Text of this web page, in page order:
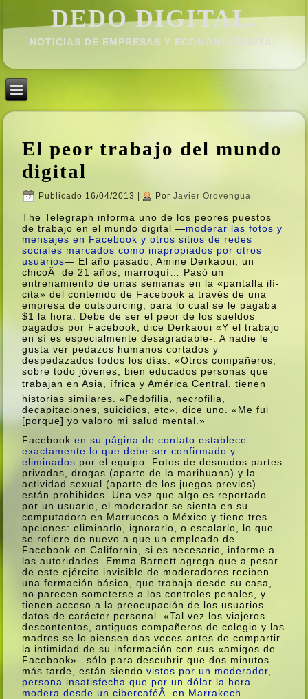
DEDO DIGITAL.
NOTICIAS DE EMPRESAS Y ECONOMÍ­A DIGITAL
El peor trabajo del mundo
digital
Publicado 16/04/2013 Por Javier Orovengua
The Telegraph informa uno de los peores puestos
de trabajo en el mundo digital —moderar las fotos y
mensajes en Facebook y otros sitios de redes
sociales marcados como inapropiados por otros
usuarios— El año pasado, Amine Derkaoui, un
chicoÂ de 21 años, marroquí­… Pasó un
entrenamiento de unas semanas en la «pantalla ilí­
cita» del contenido de Facebook a través de una
empresa de outsourcing, para lo cual se le pagaba
$1 la hora. Debe de ser el peor de los sueldos
pagados por Facebook, dice Derkaoui «Y el trabajo
en sí­ es especialmente desagradable-. A nadie le
gusta ver pedazos humanos cortados y
despedazados todos los dí­as. «Otros compañeros,
sobre todo jóvenes, bien educados personas que
trabajan en Asia, ífrica y América Central, tienen
historias similares. «Pedofilia, necrofilia,
decapitaciones, suicidios, etc», dice uno. «Me fui
[porque] yo valoro mi salud mental.»
Facebooken su página de contato establece
exactamente lo que debe ser confirmado y
eliminados por el equipo. Fotos de desnudos partes
privadas, drogas (aparte de la marihuana) y la
actividad sexual (aparte de los juegos previos)
están prohibidos. Una vez que algo es reportado
por un usuario, el moderador se sienta en su
computadora en Marruecos o México y tiene tres
opciones: eliminarlo, ignorarlo, o escalarlo, lo que
se refiere de nuevo a que un empleado de
Facebook en California, si es necesario, informe a
las autoridades. Emma Barnett agrega que a pesar
de este ejército invisible de moderadores reciben
una formación básica, que trabaja desde su casa,
no parecen someterse a los controles penales, y
tienen acceso a la preocupación de los usuarios
datos de carácter personal. «Tal vez los viajeros
descontentos, antiguos compañeros de colegio y las
madres se lo piensen dos veces antes de compartir
la intimidad de su información con sus «amigos de
Facebook» –sólo para descubrir que dos minutos
más tarde, están siendovistos por un moderador,
persona insatisfecha que por un dólar la hora
modera desde un cibercaféÂ en Marrakech.—